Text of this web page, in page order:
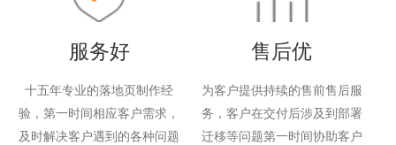
服务好
十五年专业的落地页制作经
验，第一时间相应客户需求，
及时解决客户遇到的各种问题
售后优
为客户提供持续的售前售后服
务，客户在交付后涉及到部署
迁移等问题第一时间协助客户